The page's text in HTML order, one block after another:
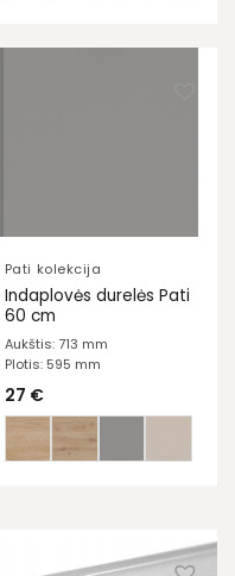
Pati kolekcija
Indaplovės durelės Pati
60 cm
Aukštis: 713 mm
Plotis: 595 mm
27 €